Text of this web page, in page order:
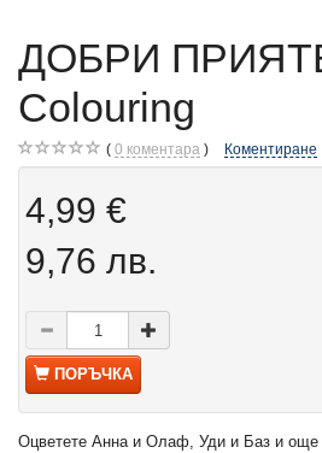
ДОБРИ
Colouring
0 коментара Коментиране
4,99 €
9,76 лв.
ПОРЪЧКА
Оцветете Анна и Олаф, Уди и Баз и още